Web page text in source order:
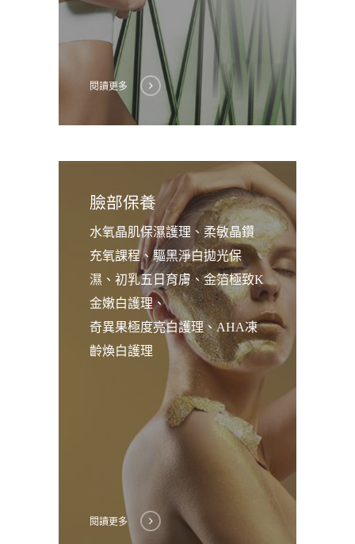
閱讀更多
臉部保養
水氧晶肌保濕護理、柔敏晶鑽
充氧課程、驅黑淨白拋光保
濕、初乳五日育膚、金箔極致K
金嫩白護理、
奇異果極度亮白護理、AHA凍
齡煥白護理
閱讀更多